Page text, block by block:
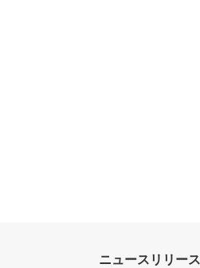
ニュースリリース